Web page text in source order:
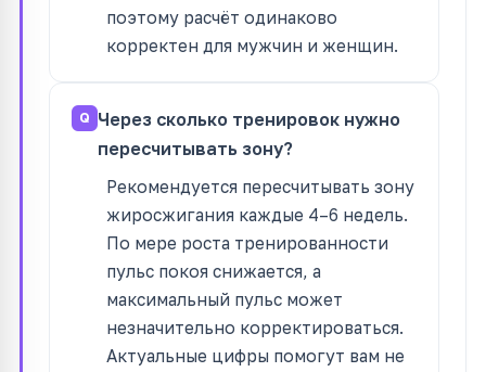
поэтому расчёт одинаково
корректен для мужчин и женщин.
Через сколько тренировок нужно
пересчитывать зону?
Рекомендуется пересчитывать зону
жиросжигания каждые 4–6 недель.
По мере роста тренированности
пульс покоя снижается, а
максимальный пульс может
незначительно корректироваться.
Актуальные цифры помогут вам не